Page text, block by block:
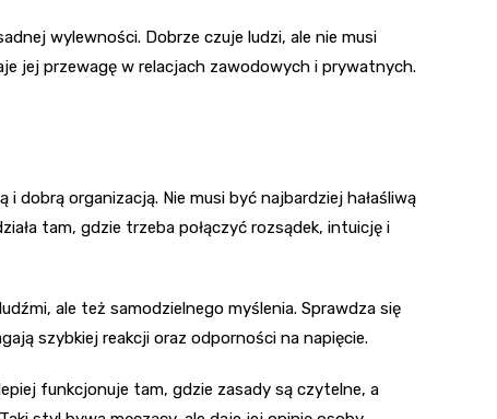
wylewności. Dobrze czuje ludzi, ale nie musi
jej przewagę w relacjach zawodowych i prywatnych.
dobrą organizacją. Nie musi być najbardziej hałaśliwą
tam, gdzie trzeba połączyć rozsądek, intuicję i
ale też samodzielnego myślenia. Sprawdza się
szybkiej reakcji oraz odporności na napięcie.
funkcjonuje tam, gdzie zasady są czytelne, a